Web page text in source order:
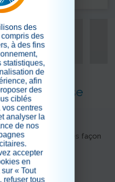
kermesse
les Olympiades façon
pull-cible ... Hihi
la cible...
des
des
à des fins
statistiques,
de
afin
des
ciblés
vos centres
analyser la
de nos
accepter
en
« Tout
refuser tous